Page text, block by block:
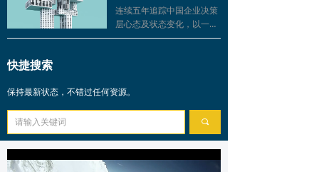
连续五年追踪中国企业决策
层心态及状态变化，以一手
数据观测经济微观脉动。
快捷搜索
保持最新状态，不错过任何资源。
끠